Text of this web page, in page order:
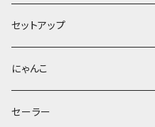
セットアップ
にゃんこ
セーラー